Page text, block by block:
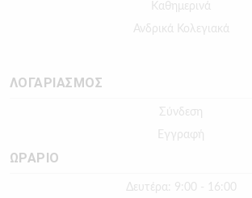
Καθημερινά
Ανδρικά Κολεγιακά
ΛΟΓΑΡΙΑΣΜΟΣ
Σύνδεση
Εγγραφή
ΩΡΑΡΙΟ
Δευτέρα: 9:00 - 16:00